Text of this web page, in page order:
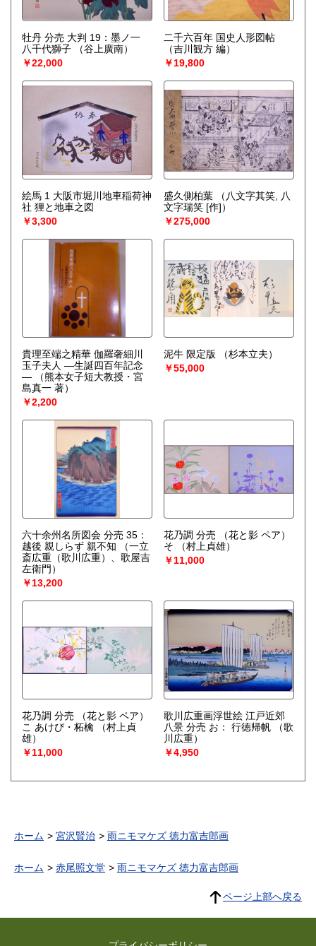
牡丹 分売 大判 19：墨ノ一
八千代獅子
（谷上廣南）
￥22,000
二千六百年 国史人形図帖
（吉川観方 編）
￥19,800
絵馬 1 大阪市堀川地車稲荷神
社 狸と地車之図
￥3,300
盛久側柏葉
（八文字其笑, 八
文字瑞笑 [作]）
￥275,000
貴理至端之精華 伽羅奢細川
玉子夫人 ―生誕四百年記念
―
（熊本女子短大教授・宮
島真一 著）
￥2,200
泥牛 限定版
（杉本立夫）
￥55,000
六十余州名所図会 分売 35：
越後 親しらず 親不知
（一立
斎広重（歌川広重）、歌屋吉
左衛門）
￥13,200
花乃調 分売 （花と影 ペア）
そ
（村上貞雄）
￥11,000
花乃調 分売 （花と影 ペア）
こ あけび・柘檎
（村上貞
雄）
￥11,000
歌川広重画浮世絵 江戸近郊
八景 分売 お： 行徳帰帆
（歌
川広重）
￥4,950
ホーム 宮沢賢治 雨ニモマケズ 徳力富吉郎画
ホーム 赤尾照文堂 雨ニモマケズ 徳力富吉郎画
ページ上部へ戻る